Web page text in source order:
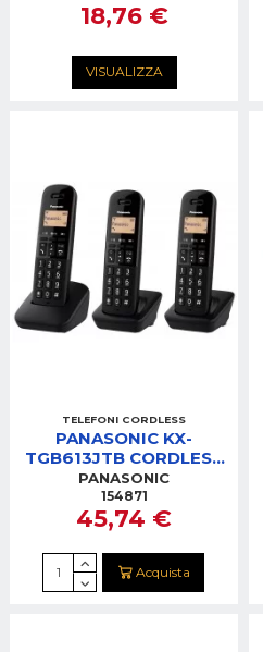
18,76 €
VISUALIZZA
TELEFONI CORDLESS
PANASONIC KX-
TGB613JTB CORDLESS
TRIO NERO
PANASONIC
154871
45,74 €
Acquista